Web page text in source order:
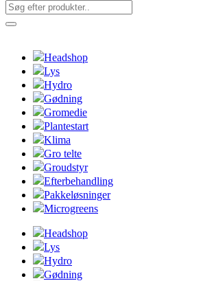
Headshop
Lys
Hydro
Gødning
Gromedie
Plantestart
Klima
Gro telte
Groudstyr
Efterbehandling
Pakkeløsninger
Microgreens
Headshop
Lys
Hydro
Gødning